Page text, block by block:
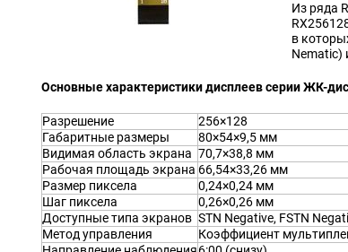
Из ряда
в
Nematic)
Основные характеристики дисплеев серии ЖК-
Разрешение
256×128
Габаритные размеры
80×54×9,5 мм
Видимая область экрана 70,7×38,8 мм
Рабочая площадь экрана 66,54×33,26 мм
Размер пиксела
0,24×0,24 мм
Шаг пиксела
0,26×0,26 мм
Доступные типа экранов STN Negative, FSTN
Метод управления
Коэффициент